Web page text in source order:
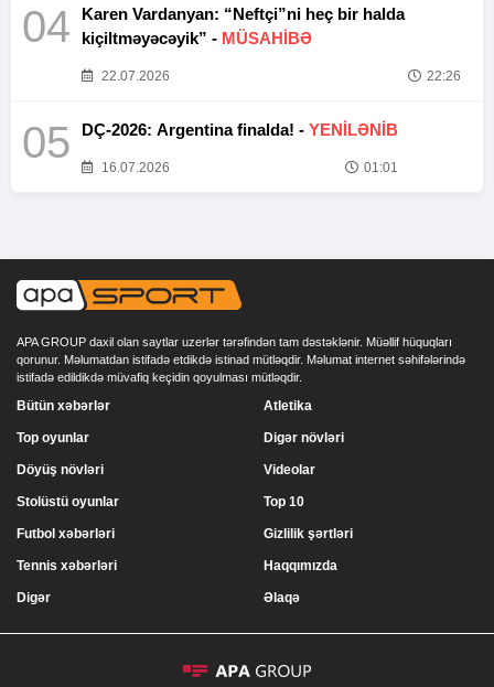
04
Karen Vardanyan: “Neftçi”ni heç bir halda
kiçiltməyəcəyik” - MÜSAHİBƏ
22.07.2026 22:26
05 DÇ-2026: Argentina finalda! - YENİLƏNİB
16.07.2026 01:01
APA GROUP daxil olan saytlar uzerlər tərəfindən tam dəstəklənir. Müəllif hüquqları
qorunur. Məlumatdan istifadə etdikdə istinad mütləqdir. Məlumat internet səhifələrində
istifadə edildikdə müvafiq keçidin qoyulması mütləqdir.
Bütün xəbərlər
Top oyunlar
Döyüş növləri
Stolüstü oyunlar
Atletika
Digər növləri
Videolar
Top 10
Futbol xəbərləri
Tennis xəbərləri
Digər
Gizlilik şərtləri
Haqqımızda
Əlaqə